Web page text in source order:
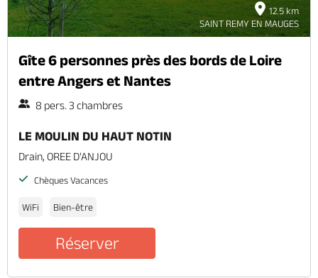
12.5 km
SAINT REMY EN MAUGES
Gîte 6 personnes près des bords de Loire
entre Angers et Nantes
8 pers. 3 chambres
LE MOULIN DU HAUT NOTIN
Drain, OREE D'ANJOU
Chèques Vacances
WiFi Bien-être
Réserver